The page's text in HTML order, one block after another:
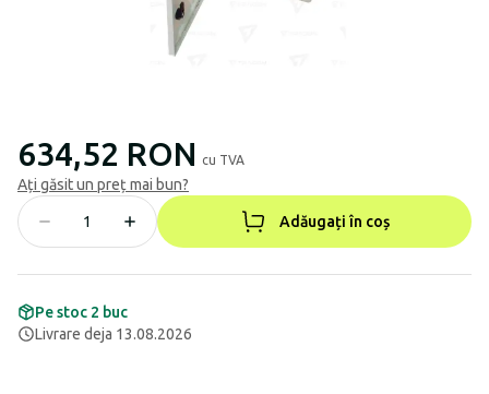
634,52 RON cu TVA
Ați găsit un preț mai bun?
Adăugați în coș
Pe stoc 2 buc
Livrare deja 13.08.2026